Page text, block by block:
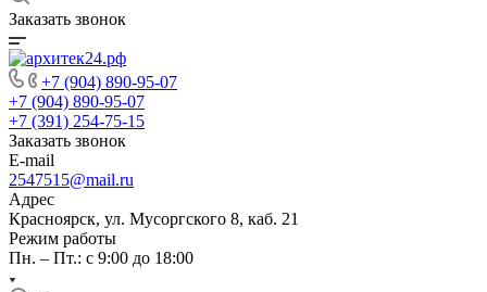
Заказать звонок
+7 (904) 890-95-07
+7 (904) 890-95-07
+7 (391) 254-75-15
Заказать звонок
E-mail
2547515@mail.ru
Адрес
Красноярск, ул. Мусоргского 8, каб. 21
Режим работы
Пн. – Пт.: с 9:00 до 18:00